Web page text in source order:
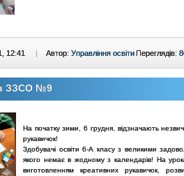
12:41 | Автор: Управління освітиПереглядів:
ЗЗСО №9
На початку зими, 6 грудня, відзначають
рукавичок!
Здобувачі освіти 6-А класу з великими
якого немає в жодному з календарів! На
виготовленням креативних рукавичок,